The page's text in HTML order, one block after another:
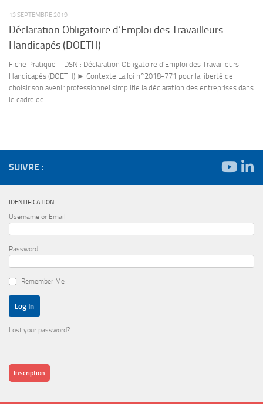
13 SEPTEMBRE 2019
Déclaration Obligatoire d’Emploi des Travailleurs
Handicapés (DOETH)
Fiche Pratique – DSN : Déclaration Obligatoire d’Emploi des Travailleurs
Handicapés (DOETH) ► Contexte La loi n°2018-771 pour la liberté de
choisir son avenir professionnel simplifie la déclaration des entreprises dans
le cadre de...
SUIVRE :
IDENTIFICATION
Username or Email
Password
Remember Me
Lost your password?
Inscription